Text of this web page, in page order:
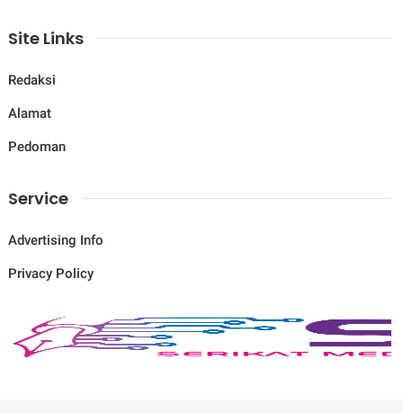
Site Links
Redaksi
Alamat
Pedoman
Service
Advertising Info
Privacy Policy